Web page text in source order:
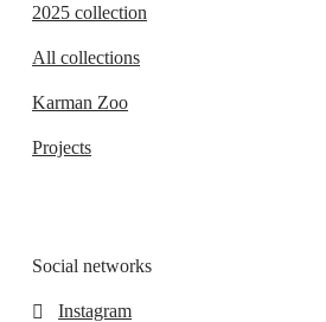
2025 collection
All collections
Karman Zoo
Projects
Social networks
Instagram